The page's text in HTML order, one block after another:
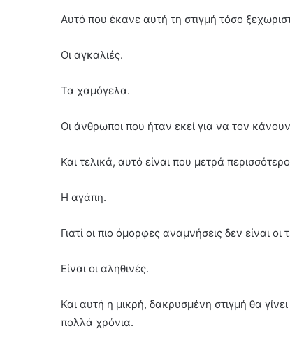
Αυτό που έκανε αυτή τη στιγμή τόσο
Οι αγκαλιές.
Τα χαμόγελα.
Οι άνθρωποι που ήταν εκεί για να τον
Και τελικά, αυτό είναι που μετρά
Η αγάπη.
Γιατί οι πιο όμορφες αναμνήσεις δεν είναι οι
Είναι οι αληθινές.
Και αυτή η μικρή, δακρυσμένη στιγμή θα
πολλά χρόνια.